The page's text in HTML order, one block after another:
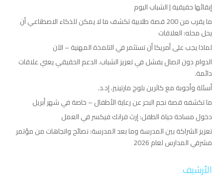
إبقائها حقيقية | الشباب اليوم
ما يقرب من 200 قصة طلابية تكشف ما لا يمكن للذكاء الاصطناعي أن
يحل محله: العلاقات
لماذا يجب على أمريكا أن تستثمر في التلمذة المهنية – الآن
الدوام دون اتصال يفشل في تعزيز الشباب. الدعم الحقيقي يعني علاقات
دائمة.
أسئلة وأجوبة مع كاثرين بلوج مارتينيز، إد.د.
ما تكشفه قصة نجم البحر عن رعاية الأطفال – خاصة في شهر أبريل
دخول مساحة حياة الطفل: إرث فرانك فيكسر في العمل
تعزيز الشراكة بين المدرسة وما بعد المدرسة: نصائح واتجاهات من مؤتمر
مشرفي المدارس لعام 2026
الأرشيف